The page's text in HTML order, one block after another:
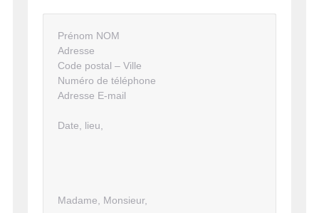
Prénom NOM
Adresse
Code postal – Ville
Numéro de téléphone
Adresse E-mail
Date, lieu,
Madame, Monsieur,